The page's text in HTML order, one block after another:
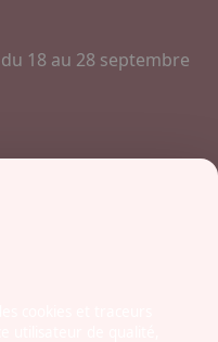
18 au 28 septembre